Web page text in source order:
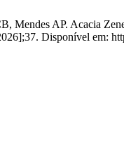
Mendes AP. Acacia
Disponível em: